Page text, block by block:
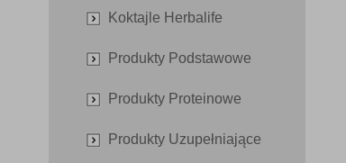
Koktajle Herbalife
Produkty Podstawowe
Produkty Proteinowe
Produkty Uzupełniające